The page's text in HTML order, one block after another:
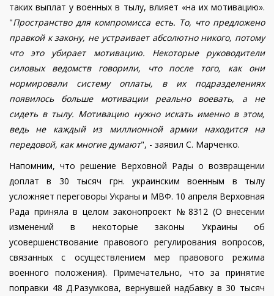
таких выплат у военных в тылу, влияет «на их мотивацию».
"Пространство для компромисса есть. То, что предложено
правкой к закону, не устраивает абсолютно никого, потому
что это убирает мотивацию. Некоторые руководители
силовых ведомств говорили, что после того, как они
нормировали систему оплаты, в их подразделениях
появилось больше мотивации реально воевать, а не
сидеть в тылу. Мотивацию нужно искать именно в этом,
ведь не каждый из миллионной армии находится на
передовой, как многие думают", - заявил С. Марченко.
Напомним, что решение Верховной Рады о возвращении
доплат в 30 тысяч грн. украинским военным в тылу
усложняет переговоры Украны и МВФ. 10 апреля Верховная
Рада приняла в целом законопроект № 8312 (О внесении
изменений в некоторые законы Украины об
усовершенствование правового регулирования вопросов,
связанных с осуществлением мер правового режима
военного положения). Примечательно, что за принятие
поправки 48 Д.Разумкова, вернувшей надбавку в 30 тысяч